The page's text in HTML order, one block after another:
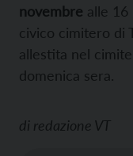
novembre alle 16
civico cimitero di
allestita nel
domenica sera.
di redazione VT